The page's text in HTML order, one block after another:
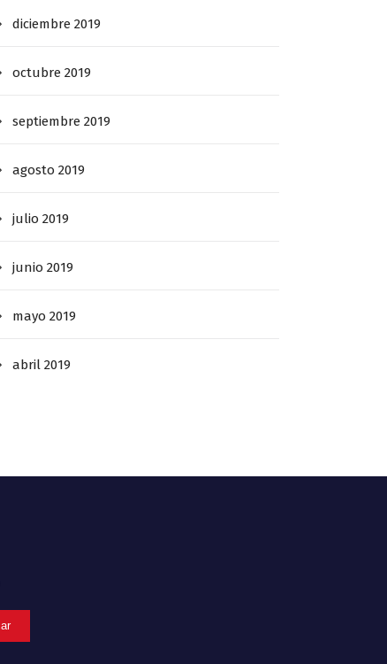
diciembre 2019
octubre 2019
septiembre 2019
agosto 2019
julio 2019
junio 2019
mayo 2019
abril 2019